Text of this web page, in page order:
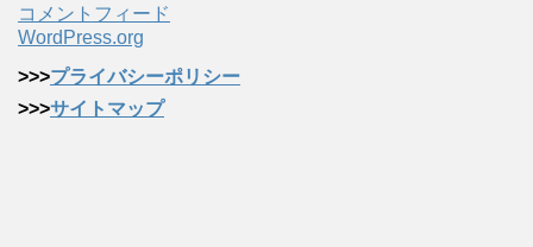
コメントフィード
WordPress.org
>>>プライバシーポリシー
>>>サイトマップ